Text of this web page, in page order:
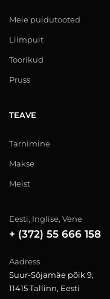
Meie puidutooted
Liimpuit
Toorikud
Pruss
TEAVE
Tarnimine
Makse
Meist
Eesti, Inglise, Vene
+ (372) 55 666 158
Aadress
Suur-Sõjamäe põik 9,
11415 Tallinn, Eesti